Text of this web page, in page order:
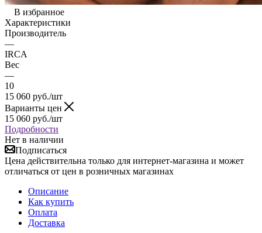
В избранное
Характеристики
Производитель
—
IRCA
Вес
—
10
15 060 руб./шт
Варианты цен
15 060 руб./шт
Подробности
Нет в наличии
Подписаться
Цена действительна только для интернет-магазина и может
отличаться от цен в розничных магазинах
Описание
Как купить
Оплата
Доставка